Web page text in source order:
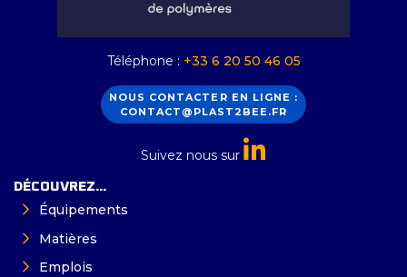
Téléphone : +33 6 20 50 46 05
NOUS CONTACTER EN LIGNE :
CONTACT@PLAST2BEE.FR
Suivez nous sur
DÉCOUVREZ...
Équipements
Matières
Emplois